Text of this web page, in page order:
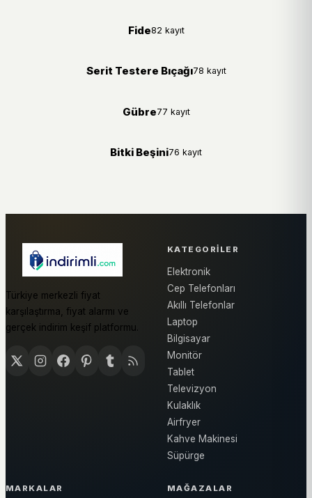
Fide82 kayıt
Serit Testere Bıçağı78 kayıt
Gübre77 kayıt
Bitki Beşini76 kayıt
Türkiye merkezli fiyat
karşılaştırma, fiyat alarmı ve
gerçek indirim keşif platformu.
KATEGORILER
Elektronik
Cep Telefonları
Akıllı Telefonlar
Laptop
Bilgisayar
Monitör
Tablet
Televizyon
Kulaklık
Airfryer
Kahve Makinesi
Süpürge
MARKALAR MAĞAZALAR